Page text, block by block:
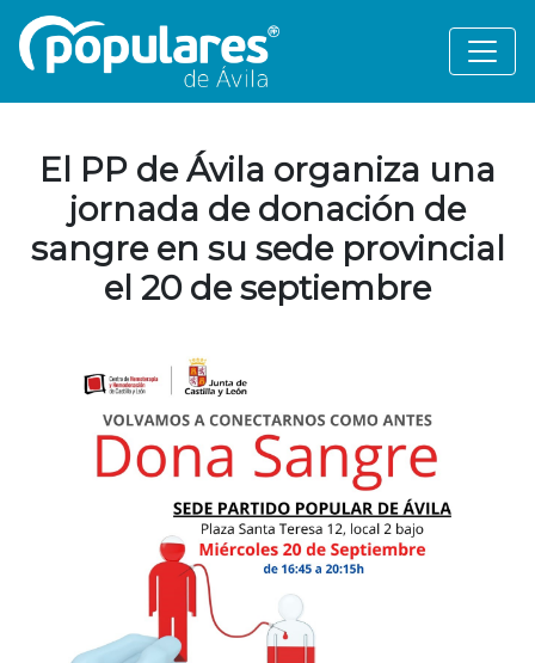
El PP de Ávila organiza una
jornada de donación de
sangre en su sede provincial
el 20 de septiembre